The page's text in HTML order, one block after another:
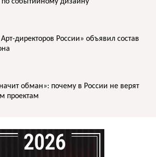
директоров России» объявил состав
обман»: почему в России не верят
проектам